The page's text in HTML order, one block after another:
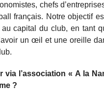
chefs
français. Notre objectif
capital du club, en tant
un œil et une oreille
l’association « A la
?